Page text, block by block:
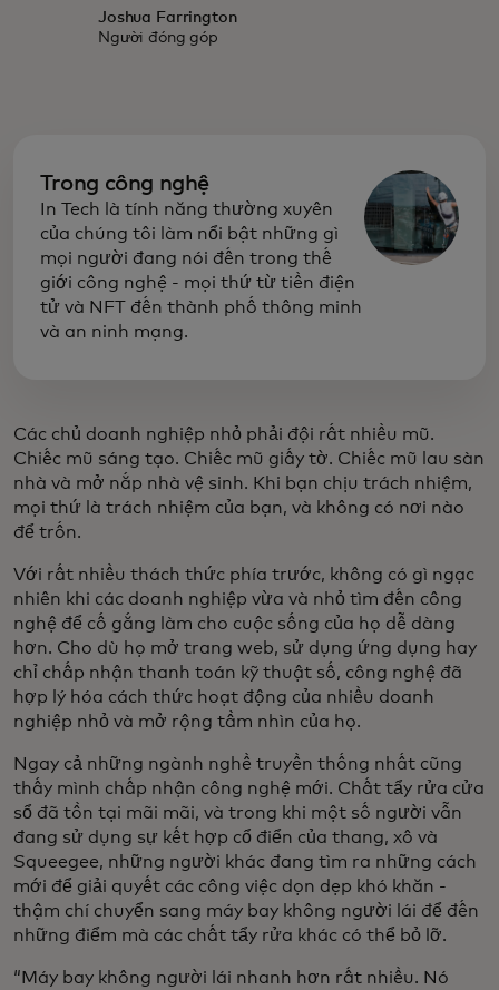
Joshua Farrington
Người đóng góp
Trong công nghệ
In Tech là tính năng thường xuyên
của chúng tôi làm nổi bật những gì
mọi người đang nói đến trong thế
giới công nghệ - mọi thứ từ tiền điện
tử và NFT đến thành phố thông minh
và an ninh mạng.
Các chủ doanh nghiệp nhỏ phải đội rất nhiều mũ.
Chiếc mũ sáng tạo. Chiếc mũ giấy tờ. Chiếc mũ lau sàn
nhà và mở nắp nhà vệ sinh. Khi bạn chịu trách nhiệm,
mọi thứ là trách nhiệm của bạn, và không có nơi nào
để trốn.
Với rất nhiều thách thức phía trước, không có gì ngạc
nhiên khi các doanh nghiệp vừa và nhỏ tìm đến công
nghệ để cố gắng làm cho cuộc sống của họ dễ dàng
hơn. Cho dù họ mở trang web, sử dụng ứng dụng hay
chỉ chấp nhận thanh toán kỹ thuật số, công nghệ đã
hợp lý hóa cách thức hoạt động của nhiều doanh
nghiệp nhỏ và mở rộng tầm nhìn của họ.
Ngay cả những ngành nghề truyền thống nhất cũng
thấy mình chấp nhận công nghệ mới. Chất tẩy rửa cửa
sổ đã tồn tại mãi mãi, và trong khi một số người vẫn
đang sử dụng sự kết hợp cổ điển của thang, xô và
Squeegee, những người khác đang tìm ra những cách
mới để giải quyết các công việc dọn dẹp khó khăn -
thậm chí chuyển sang máy bay không người lái để đến
những điểm mà các chất tẩy rửa khác có thể bỏ lỡ.
“Máy bay không người lái nhanh hơn rất nhiều. Nó